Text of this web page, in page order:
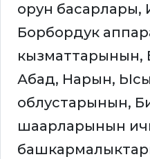
орун
Борбордук
кызматтарынын,
Абад, Нарын,
облустарынын,
шаарларынын